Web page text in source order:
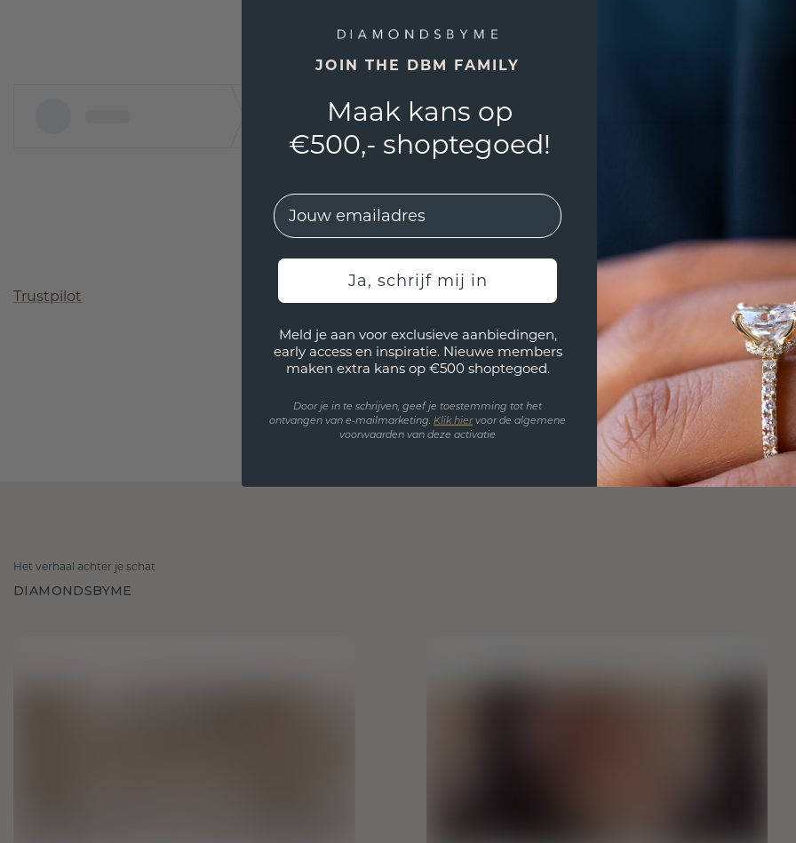
Wil
Trustpilot
Het verhaal achter je schat
DIAMONDSBYME
JOIN THE DBM FAMILY
Maak kans op
€500,- shoptegoed!
EMail
Ja, schrijf mij in
Meld je aan voor exclusieve aanbiedingen,
early access en inspiratie. Nieuwe members
maken extra kans op €500 shoptegoed.
Door je in te schrijven, geef je toestemming tot het
ontvangen van e-mailmarketing. Klik hiervoor de algemene
voorwaarden van deze activatie